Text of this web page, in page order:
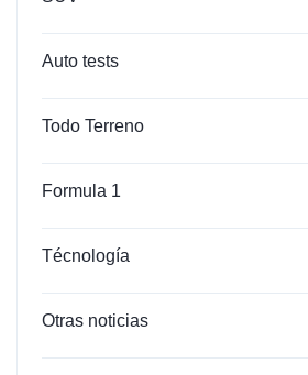
Auto tests
Todo Terreno
Formula 1
Técnología
Otras noticias